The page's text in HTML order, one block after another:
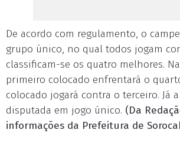
De acordo com regulamento, o
grupo único, no qual todos jogam
classificam-se os quatro melhores.
primeiro colocado enfrentará o
colocado jogará contra o terceiro. Já
disputada em jogo único. (Da
informações da Prefeitura de